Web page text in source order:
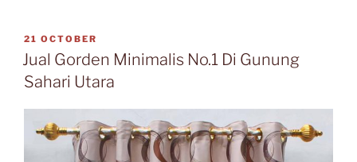
POSTED
ON
21 OCTOBER
Jual Gorden Minimalis No.1 Di Gunung
Sahari Utara